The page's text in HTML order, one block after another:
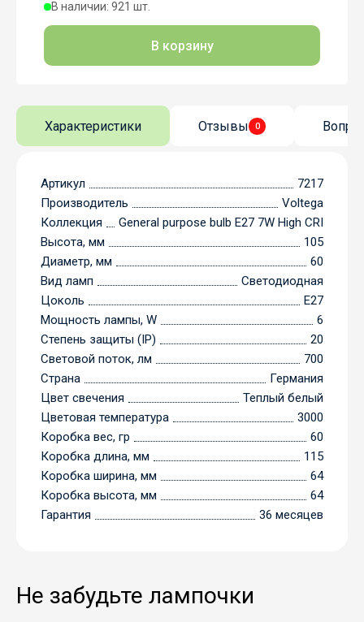
В наличии: 921 шт.
В корзину
Характеристики Отзывы 0
Артикул
7217
Производитель
Voltega
Коллекция
General purpose bulb E27 7W High CRI
Высота, мм
105
Диаметр, мм
60
Вид ламп
Светодиодная
Цоколь
E27
Мощность лампы, W
6
Степень защиты (IP)
20
Световой поток, лм
700
Страна
Германия
Цвет свечения
Теплый белый
Цветовая температура
3000
Коробка вес, гр
60
Коробка длина, мм
115
Коробка ширина, мм
64
Коробка высота, мм
64
Гарантия
36 месяцев
Не забудьте лампочки